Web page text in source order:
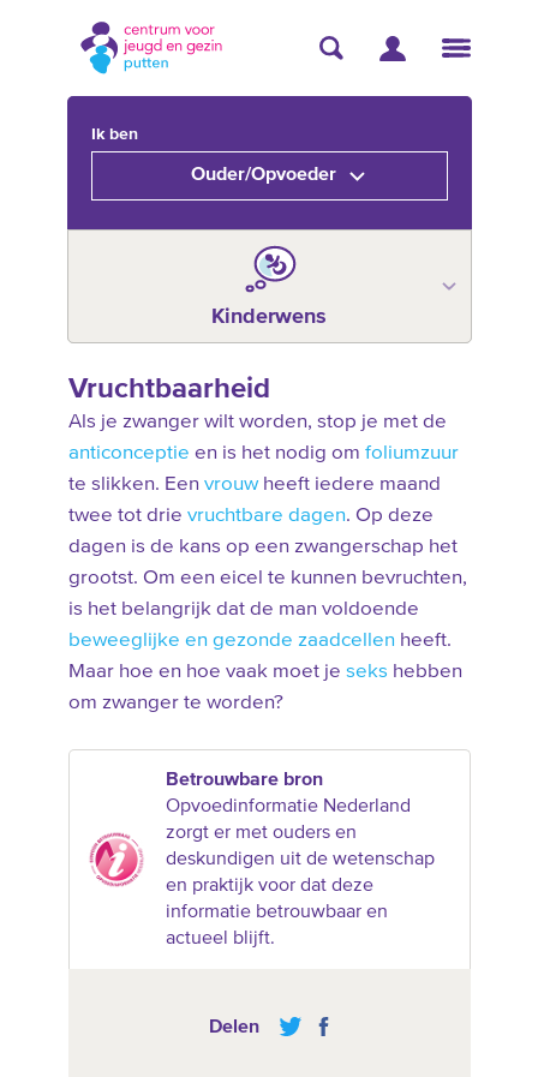
Ik ben
Ouder/Opvoeder
Kinderwens
Vruchtbaarheid
Als je zwanger wilt worden, stop je met de
anticonceptie en is het nodig om foliumzuur
te slikken. Een vrouwheeft iedere maand
twee tot drie vruchtbare dagen. Op deze
dagen is de kans op een zwangerschap het
grootst. Om een eicel te kunnen bevruchten,
is het belangrijk dat de man voldoende
beweeglijke en gezonde zaadcellen heeft.
Maar hoe en hoe vaak moet je seks hebben
om zwanger te worden?
Betrouwbare bron
Opvoedinformatie Nederland
zorgt er met ouders en
deskundigen uit de wetenschap
en praktijk voor dat deze
informatie betrouwbaar en
actueel blijft.
Delen